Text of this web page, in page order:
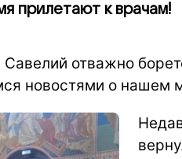
прилетают к врачам!
отважно
новостями о нашем